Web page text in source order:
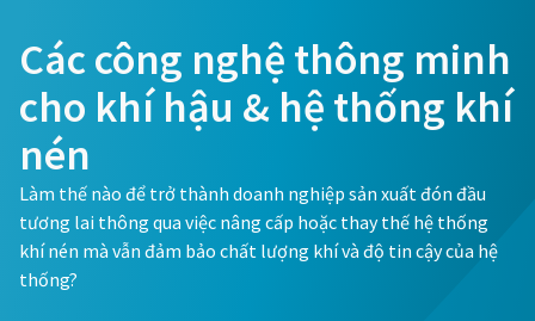
Đăng ký sự kiện webinar miễn phí
Tham dự các hội thảo trực tuyến (webinar) theo chủ đề
miễn phí của Atlas Copco Việt Nam. Các chuyên gia trong
ngành sẽ giúp bạn hiểu thêm về các giải pháp tối ưu, hỗ trợ
Các công nghệ thông minh
cho khí hậu & hệ thống khí
nén
Làm thế nào để trở thành doanh nghiệp sản xuất đón đầu
tương lai thông qua việc nâng cấp hoặc thay thế hệ thống
khí nén mà vẫn đảm bảo chất lượng khí và độ tin cậy của hệ
thống?